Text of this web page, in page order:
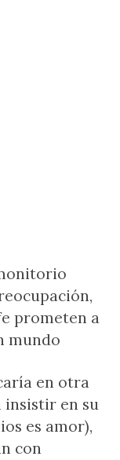
prometen a
mundo
en otra
insistir en su
es amor),
con